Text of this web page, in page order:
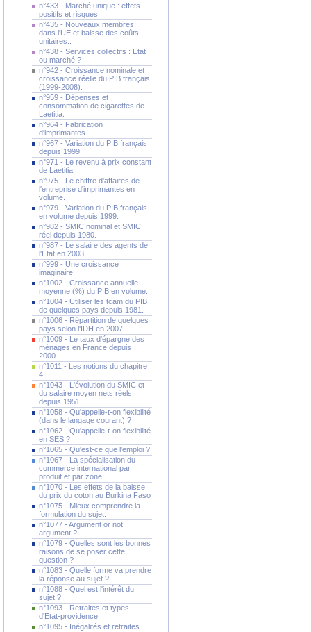
n°433 - Marché unique : effets
positifs et risques.
n°435 - Nouveaux membres
dans l'UE et baisse des coûts
unitaires..
n°438 - Services collectifs : Etat
ou marché ?
n°942 - Croissance nominale et
croissance réelle du PIB français
(1999-2008).
n°959 - Dépenses et
consommation de cigarettes de
Laetitia.
n°964 - Fabrication
d'imprimantes.
n°967 - Variation du PIB français
depuis 1999.
n°971 - Le revenu à prix constant
de Laetitia
n°975 - Le chiffre d'affaires de
l'entreprise d'imprimantes en
volume.
n°979 - Variation du PIB français
en volume depuis 1999.
n°982 - SMIC nominal et SMIC
réel depuis 1980.
n°987 - Le salaire des agents de
l'Etat en 2003.
n°999 - Une croissance
imaginaire.
n°1002 - Croissance annuelle
moyenne (%) du PIB en volume.
n°1004 - Utiliser les tcam du PIB
de quelques pays depuis 1981.
n°1006 - Répartition de quelques
pays selon l'IDH en 2007.
n°1009 - Le taux d'épargne des
ménages en France depuis
2000.
n°1011 - Les notions du chapitre
4
n°1043 - L'évolution du SMIC et
du salaire moyen nets réels
depuis 1951.
n°1058 - Qu'appelle-t-on flexibilité
(dans le langage courant) ?
n°1062 - Qu'appelle-t-on flexibilité
en SES ?
n°1065 - Qu'est-ce que l'emploi ?
n°1067 - La spécialisation du
commerce international par
produit et par zone
n°1070 - Les effets de la baisse
du prix du coton au Burkina Faso
n°1075 - Mieux comprendre la
formulation du sujet.
n°1077 - Argument or not
argument ?
n°1079 - Quelles sont les bonnes
raisons de se poser cette
question ?
n°1083 - Quelle forme va prendre
la réponse au sujet ?
n°1088 - Quel est l'intérêt du
sujet ?
n°1093 - Retraites et types
d'Etat-providence
n°1095 - Inégalités et retraites